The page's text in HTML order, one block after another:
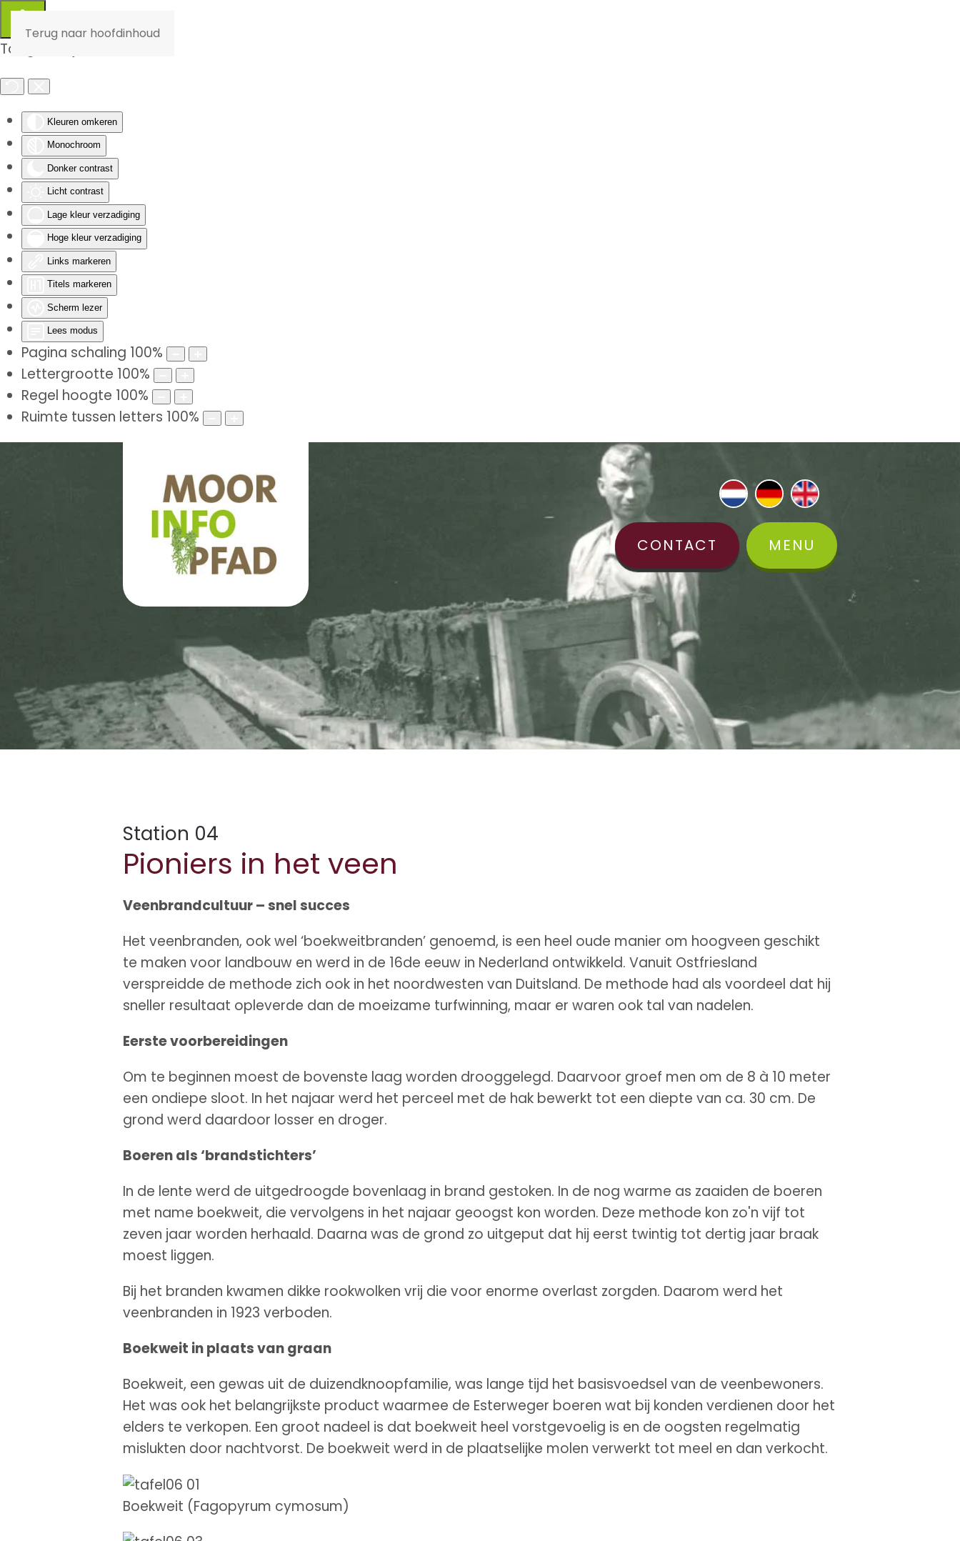
Toegankelijkheid
Kleuren omkeren
Monochroom
Donker contrast
Licht contrast
Lage kleur verzadiging
Hoge kleur verzadiging
Links markeren
Titels markeren
Scherm lezer
Lees modus
Pagina schaling 100%
Lettergrootte 100%
Regel hoogte 100%
Ruimte tussen letters 100%
Terug naar hoofdinhoud
CONTACT MENU
Station 04
Pioniers in het veen
Veenbrandcultuur – snel succes
Het veenbranden, ook wel ‘boekweitbranden’ genoemd, is een heel oude manier om hoogveen geschikt
te maken voor landbouw en werd in de 16de eeuw in Nederland ontwikkeld. Vanuit Ostfriesland
verspreidde de methode zich ook in het noordwesten van Duitsland. De methode had als voordeel dat hij
sneller resultaat opleverde dan de moeizame turfwinning, maar er waren ook tal van nadelen.
Eerste voorbereidingen
Om te beginnen moest de bovenste laag worden drooggelegd. Daarvoor groef men om de 8 à 10 meter
een ondiepe sloot. In het najaar werd het perceel met de hak bewerkt tot een diepte van ca. 30 cm. De
grond werd daardoor losser en droger.
Boeren als ‘brandstichters’
In de lente werd de uitgedroogde bovenlaag in brand gestoken. In de nog warme as zaaiden de boeren
met name boekweit, die vervolgens in het najaar geoogst kon worden. Deze methode kon zo'n vijf tot
zeven jaar worden herhaald. Daarna was de grond zo uitgeput dat hij eerst twintig tot dertig jaar braak
moest liggen.
Bij het branden kwamen dikke rookwolken vrij die voor enorme overlast zorgden. Daarom werd het
veenbranden in 1923 verboden.
Boekweit in plaats van graan
Boekweit, een gewas uit de duizendknoopfamilie, was lange tijd het basisvoedsel van de veenbewoners.
Het was ook het belangrijkste product waarmee de Esterweger boeren wat bij konden verdienen door het
elders te verkopen. Een groot nadeel is dat boekweit heel vorstgevoelig is en de oogsten regelmatig
mislukten door nachtvorst. De boekweit werd in de plaatselijke molen verwerkt tot meel en dan verkocht.
Boekweit (Fagopyrum cymosum)